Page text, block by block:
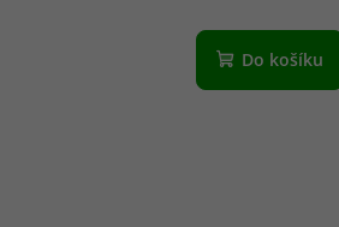
Do košíku